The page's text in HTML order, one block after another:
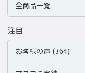
全商品一覧
注目
お客様の声 (364)